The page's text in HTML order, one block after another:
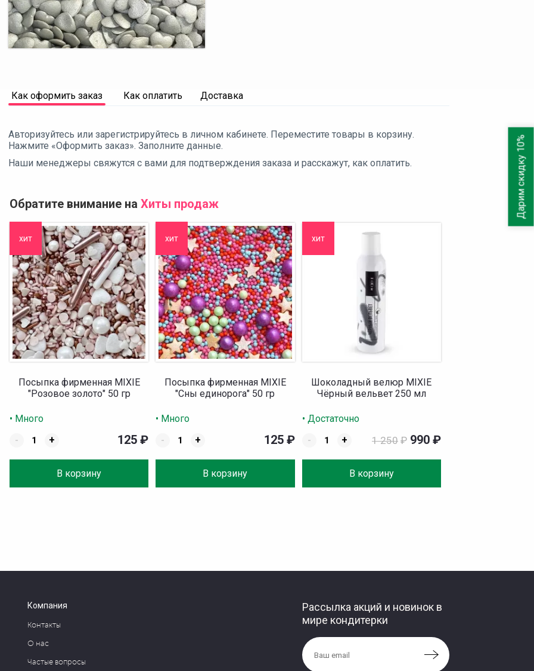
Как оформить заказ Как оплатить Доставка
Авторизуйтесь или зарегистрируйтесь в личном кабинете. Переместите товары в корзину.
Нажмите «Оформить заказ». Заполните данные.
Наши менеджеры свяжутся с вами для подтверждения заказа и расскажут, как оплатить.
Обратите внимание на Хиты продаж
хит
Посыпка фирменная MIXIE
"Розовое золото" 50 гр
• Много
-
+
В корзину
125₽
хит
Посыпка фирменная MIXIE
"Сны единорога" 50 гр
• Много
-
+
В корзину
125 ₽
хит
Шоколадный велюр MIXIE
Чёрный вельвет 250 мл
• Достаточно
-
+
В корзину
1 250 ₽ 990 ₽
Компания
Контакты
О нас
Частые вопросы
Рассылка акций и новинок в
мире кондитерки
Дарим скидку 10%